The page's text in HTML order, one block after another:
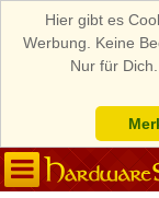
Hier gibt es
Werbung. Keine
Nur für